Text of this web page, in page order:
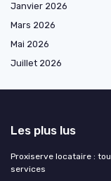
Janvier 2026
Mars 2026
Mai 2026
Juillet 2026
Les plus lus
Proxiserve locataire :
services